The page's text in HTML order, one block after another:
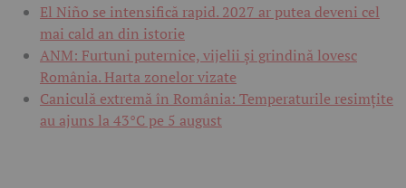
El Niño se intensifică rapid. 2027 ar putea deveni cel
mai cald an din istorie
ANM: Furtuni puternice, vijelii și grindină lovesc
România. Harta zonelor vizate
Caniculă extremă în România: Temperaturile resimțite
au ajuns la 43°C pe 5 august